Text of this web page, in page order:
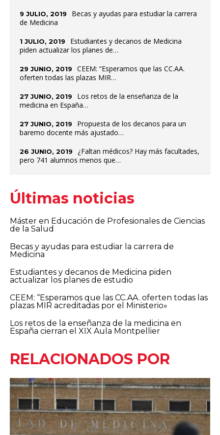
9 JULIO, 2019
Becas y ayudas para estudiar la carrera
de Medicina
1 JULIO, 2019
Estudiantes y decanos de Medicina
piden actualizar los planes de…
29 JUNIO, 2019
CEEM: “Esperamos que las CC.AA.
oferten todas las plazas MIR…
27 JUNIO, 2019
Los retos de la enseñanza de la
medicina en España…
27 JUNIO, 2019
Propuesta de los decanos para un
baremo docente más ajustado…
26 JUNIO, 2019
¿Faltan médicos? Hay más facultades,
pero 741 alumnos menos que…
Últimas noticias
Máster en Educación de Profesionales de Ciencias
de la Salud
Becas y ayudas para estudiar la carrera de
Medicina
Estudiantes y decanos de Medicina piden
actualizar los planes de estudio
CEEM: “Esperamos que las CC.AA. oferten todas las
plazas MIR acreditadas por el Ministerio»
Los retos de la enseñanza de la medicina en
España cierran el XIX Aula Montpellier
RELACIONADOS POR